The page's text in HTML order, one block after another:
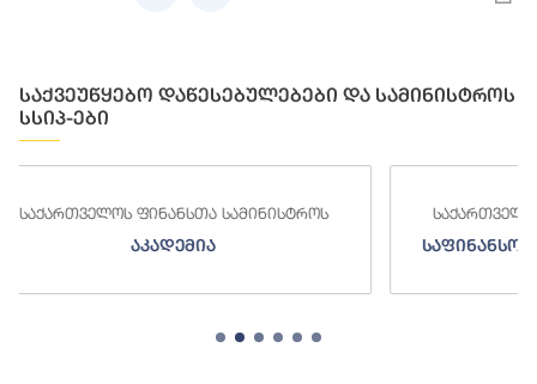
საქვეუწყებო დაწესებულებები და სამინისტროს
სსიპ-ები
საქართველოს ფინანსთა სამინისტროს
საფინანსო-ანალიტიკური სამსახური